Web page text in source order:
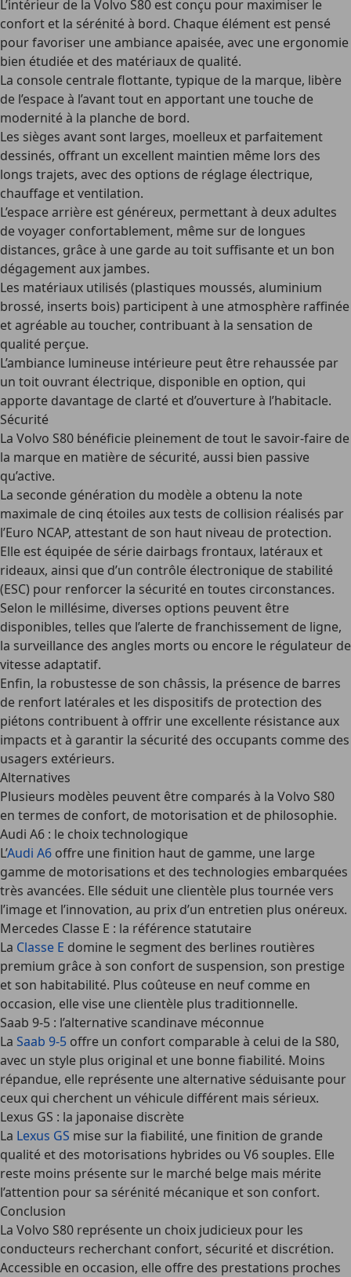
L’intérieur de la Volvo S80 est conçu pour maximiser le
confort et la sérénité à bord. Chaque élément est pensé
pour favoriser une ambiance apaisée, avec une ergonomie
bien étudiée et des matériaux de qualité.
La console centrale flottante, typique de la marque, libère
de l’espace à l’avant tout en apportant une touche de
modernité à la planche de bord.
Les sièges avant sont larges, moelleux et parfaitement
dessinés, offrant un excellent maintien même lors des
longs trajets, avec des options de réglage électrique,
chauffage et ventilation.
L’espace arrière est généreux, permettant à deux adultes
de voyager confortablement, même sur de longues
distances, grâce à une garde au toit suffisante et un bon
dégagement aux jambes.
Les matériaux utilisés (plastiques moussés, aluminium
brossé, inserts bois) participent à une atmosphère raffinée
et agréable au toucher, contribuant à la sensation de
qualité perçue.
L’ambiance lumineuse intérieure peut être rehaussée par
un toit ouvrant électrique, disponible en option, qui
apporte davantage de clarté et d’ouverture à l’habitacle.
Sécurité
La Volvo S80 bénéficie pleinement de tout le savoir-faire de
la marque en matière de sécurité, aussi bien passive
qu’active.
La seconde génération du modèle a obtenu la note
maximale de cinq étoiles aux tests de collision réalisés par
l’Euro NCAP, attestant de son haut niveau de protection.
Elle est équipée de série dairbags frontaux, latéraux et
rideaux, ainsi que d’un contrôle électronique de stabilité
(ESC) pour renforcer la sécurité en toutes circonstances.
Selon le millésime, diverses options peuvent être
disponibles, telles que l’alerte de franchissement de ligne,
la surveillance des angles morts ou encore le régulateur de
vitesse adaptatif.
Enfin, la robustesse de son châssis, la présence de barres
de renfort latérales et les dispositifs de protection des
piétons contribuent à offrir une excellente résistance aux
impacts et à garantir la sécurité des occupants comme des
usagers extérieurs.
Alternatives
Plusieurs modèles peuvent être comparés à la Volvo S80
en termes de confort, de motorisation et de philosophie.
Audi A6 : le choix technologique
L’Audi A6 offre une finition haut de gamme, une large
gamme de motorisations et des technologies embarquées
très avancées. Elle séduit une clientèle plus tournée vers
l’image et l’innovation, au prix d’un entretien plus onéreux.
Mercedes Classe E : la référence statutaire
La Classe E domine le segment des berlines routières
premium grâce à son confort de suspension, son prestige
et son habitabilité. Plus coûteuse en neuf comme en
occasion, elle vise une clientèle plus traditionnelle.
Saab 9-5 : l’alternative scandinave méconnue
La Saab 9-5 offre un confort comparable à celui de la S80,
avec un style plus original et une bonne fiabilité. Moins
répandue, elle représente une alternative séduisante pour
ceux qui cherchent un véhicule différent mais sérieux.
Lexus GS : la japonaise discrète
La Lexus GS mise sur la fiabilité, une finition de grande
qualité et des motorisations hybrides ou V6 souples. Elle
reste moins présente sur le marché belge mais mérite
l’attention pour sa sérénité mécanique et son confort.
Conclusion
La Volvo S80 représente un choix judicieux pour les
conducteurs recherchant confort, sécurité et discrétion.
Accessible en occasion, elle offre des prestations proches